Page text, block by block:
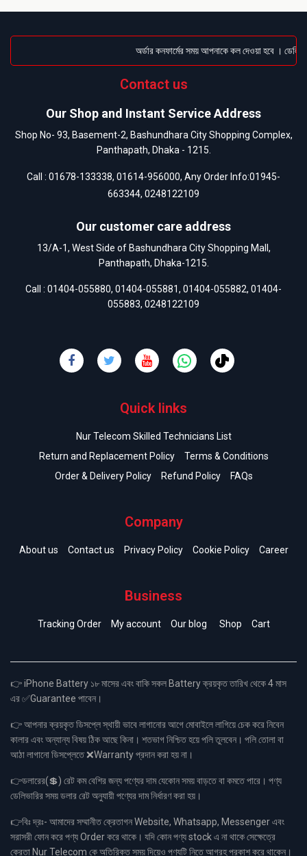
অর্ডার কনফার্মের সময় আপনাকে কল দেওয়া হবে ।
Contact us
Our Shop and Instant Service Address
Shop No- 93, Basement-2, Bashundhara City Shopping Complex,
Panthapath, Dhaka - 1215.
Call : 01678-133338, 01614-956000, Any Order Info:01945-
663344, 0248122109
Our customer care address
13/A-1, West Side of Bashundhara City Shopping Mall,
Panthapath, Dhaka-1215.
Call : 01404-055880, 01404-055881, 01404-055882, 01404-
055883, 0248122109
Quick links
Nur Telecom Skilled Technicians List
Return and Replacement Policy
Terms & Conditions
Order & Delivery Policy
Refund Policy FAQs
Company
About us Contact us Privacy Policy Cookie Policy Career
Business
Tracking Order My account Our blog Shop Cart
👉 iPhone Battery ১৮ মাসের এবং বাকি সকল Battery ক্রয়কৃত তারিখ থেকে 4 মাস
এর ✅Guarantee পাবেন।
👉 আপনার ক্রয়কৃত ডিসপ্লে স্থায়ী ভাবে লাগানোর আগে মোবাইলে লাগিয়ে চেক করে নিবেন
কালার এবং অন্যান্য বিষয় ঠিক আছে কিনা। শতভাগ নিশ্চিত হয়ে পলি তুলবেন। পলি তোলা বা
আঠা লাগানো ডিসপ্লেতে ❌Warranty প্রদান করা হয় না।
👉ডলারের(💲) রেট কম বেশির জন্য পণ্যের দাম যেকোন সময় বাড়তে বা কমতে পারে। পণ্য
ডেলিভারির সময় ডলার রেট অনুযায়ী পণ্যের দাম নির্ধারণ করা হয়।
👉বিঃ দ্রঃ- আমাদের সম্মানীত ক্রেতাগন Website, Whatsapp, Messenger এবং
সরাসরী ফোন করে পণ্য Order করে থাকে। যদি কোন পণ্য stock এ না থাকে সেক্ষেত্রে
ক্রেতা Nur Telecom কে অতিরিক্ত সময় দিয়েও পণ্যটি নিতে আগ্রহ প্রকাশ করে থাকেন।